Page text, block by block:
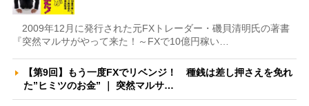
2009年12月に発行された元FXトレーダー・磯貝清明氏の著書
『突然マルサがやって来た！～FXで10億円稼い…
【第9回】もう一度FXでリベンジ！ 種銭は差し押さえを免れ
た”ヒミツのお金” ｜ 突然マルサ…